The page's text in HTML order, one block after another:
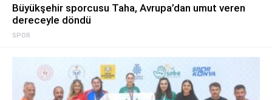
SPOR
Büyükşehir sporcusu Taha, Avrupa’dan umut veren
dereceyle döndü